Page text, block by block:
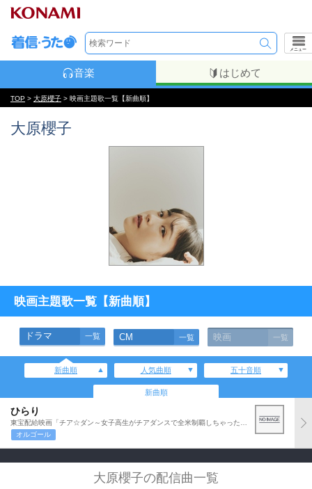
メニュー
音楽 はじめて
TOP > 大原櫻子 > 映画主題歌一覧【新曲順】
大原櫻子
映画主題歌一覧【新曲順】
ドラマ 一覧 CM 一覧 映画 一覧
新曲順 人気曲順 五十音順
新曲順
ひらり
東宝配給映画「チア☆ダン～女子高生がチアダンスで全米制覇しちゃったホントの話～」主題歌
オルゴール
大原櫻子の配信曲一覧